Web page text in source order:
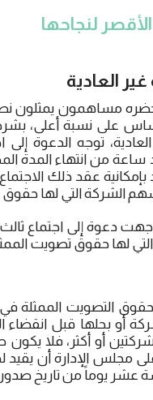
لنجاحها
العادية
حضره مساهمون
نسبة أعلى، بشرط ألا
توجه الدعوة إلى
من انتهاء المدة
عقد ذلك
الشركة التي لها
وجهت دعوة إلى اجتماع
لها حقوق تصويت
التصويت الممثلة في
أو بحلها قبل
أو أكثر، فلا يكون
مجلس الإدارة أن
عشر يوماً من تاريخ